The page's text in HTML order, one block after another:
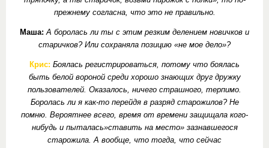
прежнему согласна, что это не правильно.
Маша: А боролась ли ты с этим резким делением новичков и
старичков? Или сохраняла позицию «не мое дело»?
Крис: Боялась регистрироваться, потому что боялась
быть белой вороной среди хорошо знающих друг дружку
пользователей. Оказалось, ничего страшного, терпимо.
Боролась ли я как-то перейдя в разряд старожилов? Не
помню. Вероятнее всего, время от времени защищала кого-
нибудь и пыталась»ставить на место» зазнавшегося
старожила. А вообще, что тогда, что сейчас